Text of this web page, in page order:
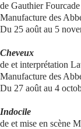
de Gauthier
Manufacture des
Du 25 août au 5
Cheveux
de et interprétation
Manufacture des
Du 27 août au 4
Indocile
de et mise en scène